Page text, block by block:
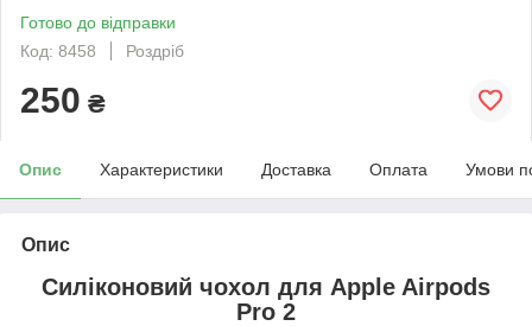
Готово до відправки
Код: 8458
Роздріб
250 ₴
Опис Характеристики Доставка Оплата Умови
Опис
Силіконовий чохол для Apple Airpods
Pro 2